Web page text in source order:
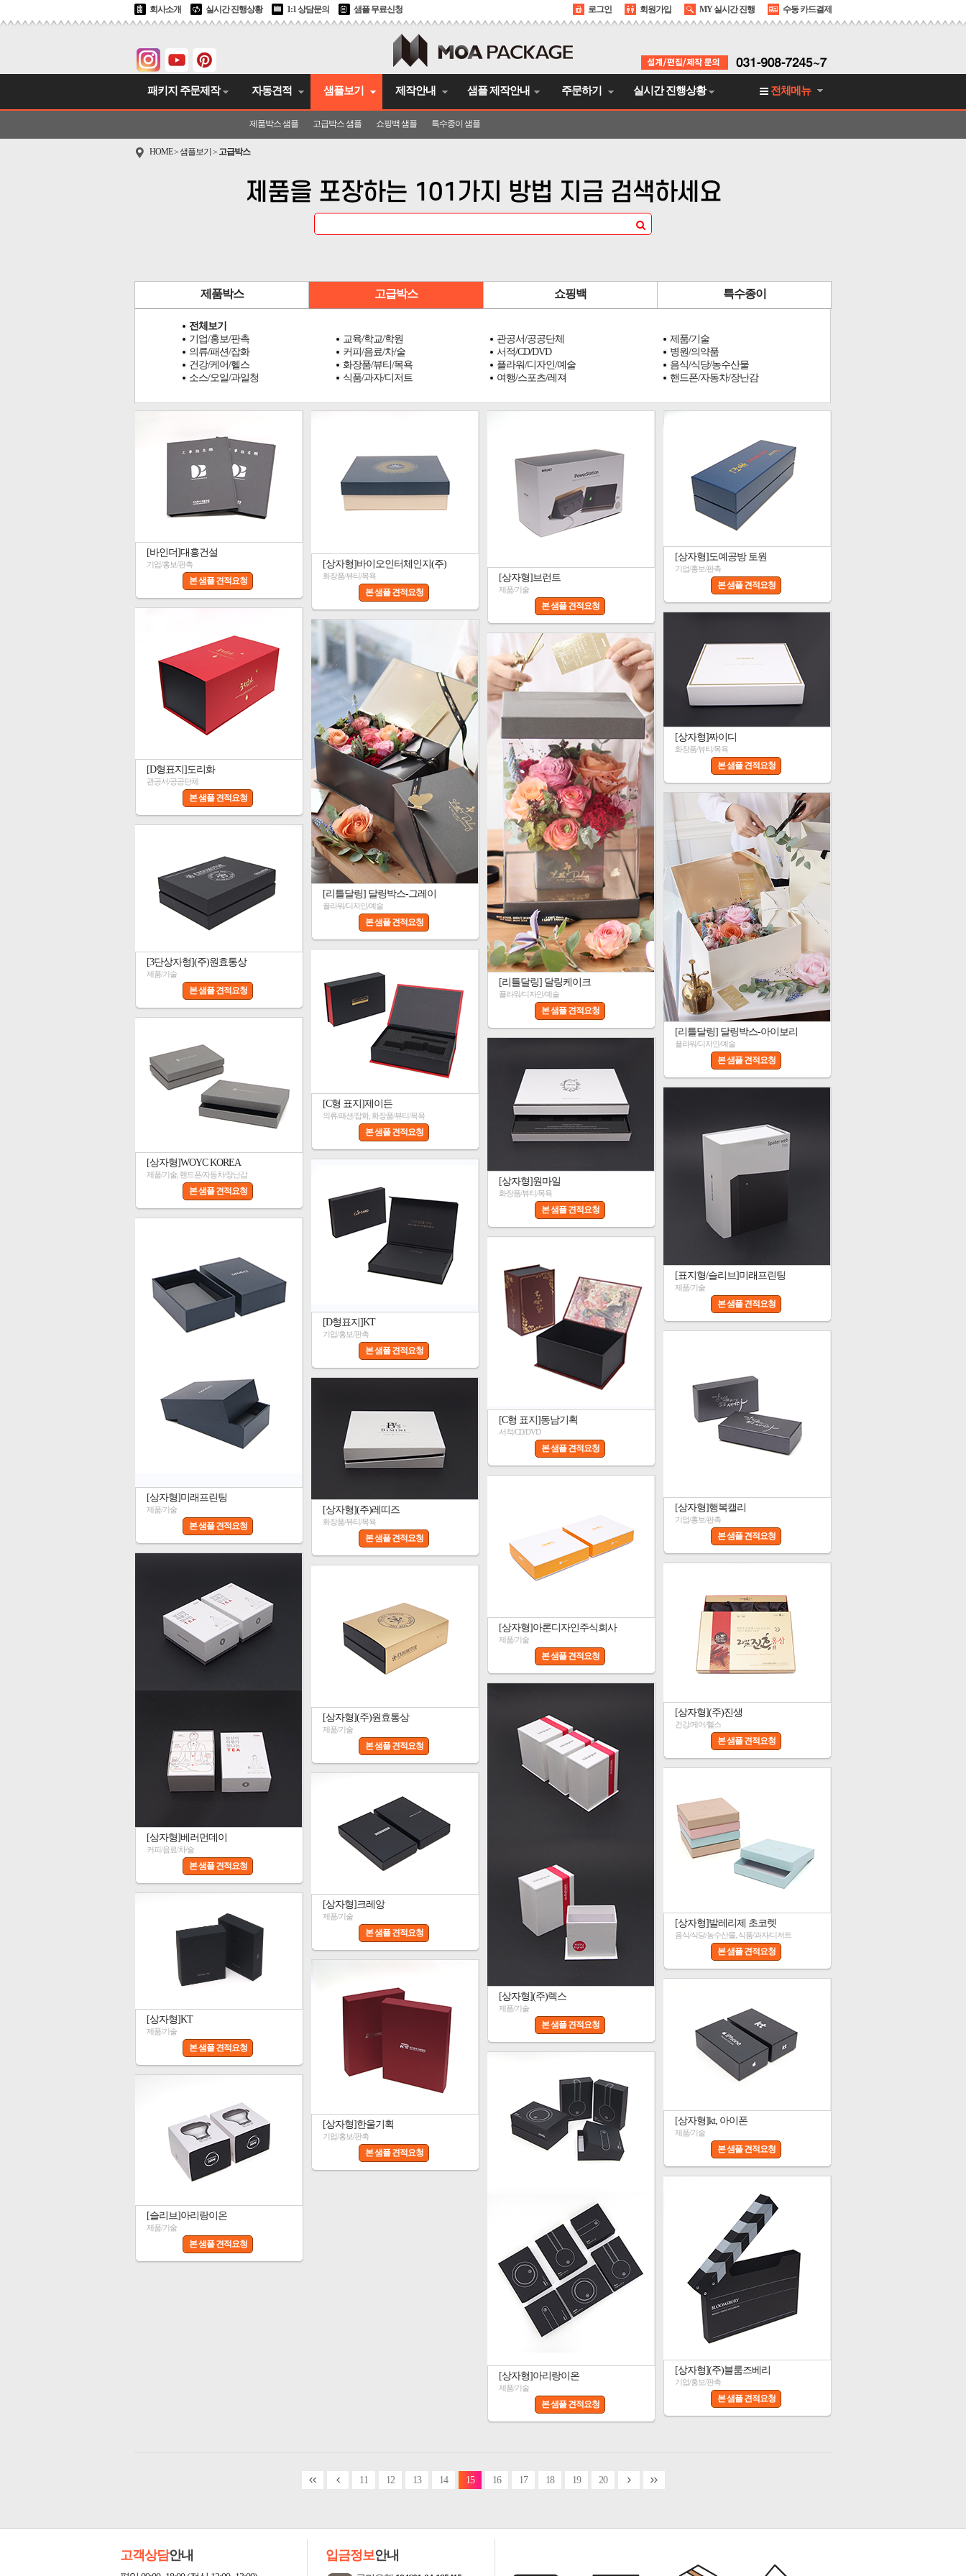
회사소개 실시간 진행상황 1:1 상담문의 샘플 무료신청 로그인 회원가입 MY 실시간 진행 수동 카드결제
전체메뉴
패키지 주문제작 자동견적 샘플보기
제품박스 샘플 고급박스 샘플 쇼핑백 샘플 특수종이 샘플
제작안내 샘플 제작안내 주문하기 실시간 진행상황
HOME>샘플보기 > 고급박스
제품을 포장하는 101가지 방법 지금 검색하세요
제품박스 고급박스 쇼핑백 특수종이
전체보기
기업/홍보/판촉
교육/학교/학원 관공서/공공단체
제품/기술
의류/패션/잡화
커피/음료/차/술 서적/CD/DVD
병원/의약품
건강/케어/헬스
화장품/뷰티/목욕 플라워/디자인/예술
음식/식당/농수산물
소스/오일/과일청
식품/과자/디저트 여행/스포츠/레져 핸드폰/자동차/장난감
[바인더]대흥건설
기업/홍보/판촉
본 샘플 견적요청
[상자형]바이오인터체인지(주)
화장품/뷰티/목욕
본 샘플 견적요청
[상자형]브런트
제품/기술
본 샘플 견적요청
[상자형]도예공방 토원
기업/홍보/판촉
본 샘플 견적요청
[D형표지]도리화
관공서/공공단체
본 샘플 견적요청
[상자형]짜이디
화장품/뷰티/목욕
본 샘플 견적요청
[리틀달링] 달링박스-그레이
플라워/디자인/예술
본 샘플 견적요청
[리틀달링] 달링케이크
플라워/디자인/예술
본 샘플 견적요청
[리틀달링] 달링박스-아이보리
플라워/디자인/예술
본 샘플 견적요청
[3단상자형](주)원효통상
제품/기술
본 샘플 견적요청
[C형 표지]제이든
의류/패션/잡화, 화장품/뷰티/목욕
본 샘플 견적요청
[상자형]WOYC KOREA
제품/기술, 핸드폰/자동차/장난감
본 샘플 견적요청
[상자형]원마일
화장품/뷰티/목욕
본 샘플 견적요청
[표지형/슬리브]미래프린팅
제품/기술
본 샘플 견적요청
[D형표지]KT
기업/홍보/판촉
본 샘플 견적요청
[상자형]미래프린팅
제품/기술
본 샘플 견적요청
[C형 표지]동남기획
서적/CD/DVD
본 샘플 견적요청
[상자형]행복캘리
기업/홍보/판촉
본 샘플 견적요청
[상자형](주)레띠즈
화장품/뷰티/목욕
본 샘플 견적요청
[상자형]아론디자인주식회사
제품/기술
본 샘플 견적요청
[상자형]베러먼데이
커피/음료/차/술
본 샘플 견적요청
[상자형](주)진생
건강/케어/헬스
본 샘플 견적요청
[상자형](주)원효통상
제품/기술
본 샘플 견적요청
[상자형](주)렉스
제품/기술
본 샘플 견적요청
[상자형]발레리제 초코렛
음식/식당/농수산물, 식품/과자/디저트
본 샘플 견적요청
[상자형]크레앙
제품/기술
본 샘플 견적요청
[상자형]KT
제품/기술
본 샘플 견적요청
[상자형]한울기획
기업/홍보/판촉
본 샘플 견적요청
[상자형]kt, 아이폰
제품/기술
본 샘플 견적요청
[상자형]아리랑이온
제품/기술
본 샘플 견적요청
[슬리브]아리랑이온
제품/기술
본 샘플 견적요청
[상자형](주)블룸즈베리
기업/홍보/판촉
본 샘플 견적요청
11 12 13 14 15 16 17 18 19 20
고객상담안내 입금정보안내